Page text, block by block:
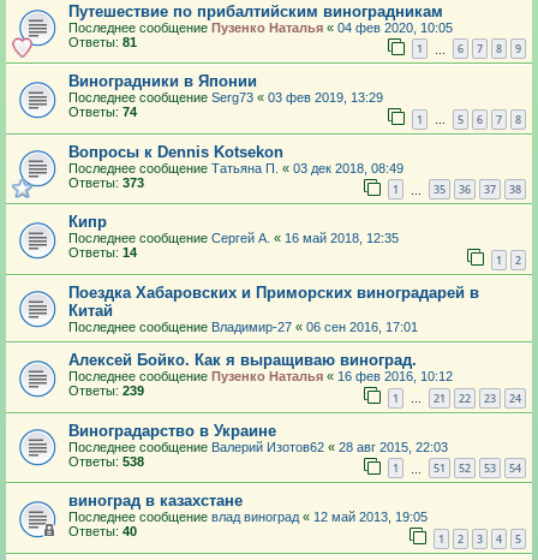
Путешествие по прибалтийским виноградникам
Последнее сообщение Пузенко Наталья « 04 фев 2020, 10:05
Ответы: 81 1 6 7 8 9
Виноградники в Японии
Последнее сообщение Serg73 « 03 фев 2019, 13:29
Ответы: 74 1 … 5 6 7 8
Вопросы к Dennis Kotsekon
Последнее сообщение Татьяна П. « 03 дек 2018, 08:49
Ответы: 373 1 35 36 37 38
Кипр
Последнее сообщение Сергей А. « 16 май 2018, 12:35
Ответы: 14 1 2
Поездка Хабаровских и Приморских виноградарей в
Китай
Последнее сообщение Владимир-27 « 06 сен 2016, 17:01
Алексей Бойко. Как я выращиваю виноград.
Последнее сообщение Пузенко Наталья « 16 фев 2016, 10:12
Ответы: 239 1 … 21 22 23 24
Виноградарство в Украине
Последнее сообщение Валерий Изотов62 « 28 авг 2015, 22:03
Ответы: 538 1 51 52 53 54
виноград в казахстане
Последнее сообщение влад виноград« 12 май 2013, 19:05
Ответы: 40 1 2 3 4 5